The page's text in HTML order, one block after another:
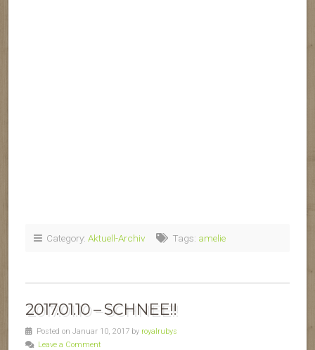
Category: Aktuell-Archiv Tags: amelie
2017.01.10 – SCHNEE!!
Posted on Januar 10, 2017 by royalrubys
Leave a Comment